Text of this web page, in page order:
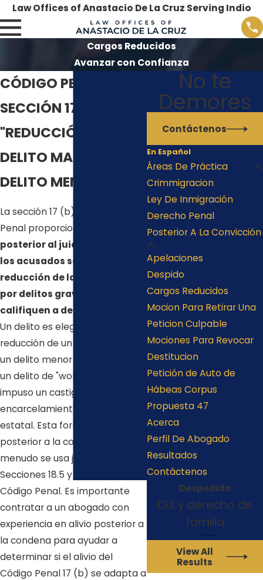
Law Offices of Anastacio De La Cruz Serving Indio
Cargos Reducidos
Avanzar con Confianza
CÓDIGO PENAL
SECCIÓN 17 (B)
"REDUCCIÓN DE
DELITO MAYOR A
DELITO MENOR"
La sección 17 (b) del Código
Penal proporciona
posterior al juicio para que
los acusados ​​soliciten una
reducción de las condenas
por delitos graves que
califiquen a delitos menores.
Un delito es elegible para una
reducción de un delito grave a
un delito menor si se trata de
un delito de "wobbler" y se
impuso un castigo distinto del
encarcelamiento en la prisión
estatal. Esta forma de alivio
posterior a la condena a
menudo se usa junto con las
Secciones 18.5 y 1203.4 del
Código Penal. Es importante
contratar a un abogado con
experiencia en alivio posterior a
la condena para ayudar a
determinar si el alivio del
Código Penal 17 (b) se adapta a
No te
Demores
Contáctenos
En Español
Áreas De Práctica
Crimmigracion
Ley De Inmigración
Derecho Penal
Posterior A La Convicción
Apelaciones
Despido
Cargos Reducidos
Mocion Para Retirar Una
Peticion Culpable
Mociones Para Revocar
Destitucion
Petición de Auto de
Hábeas Corpus
Propuesta 47
Acerca
Perfil De Abogado
Resultados
Contáctenos
Despedido
DUI y derecho de
familia
View All
Results